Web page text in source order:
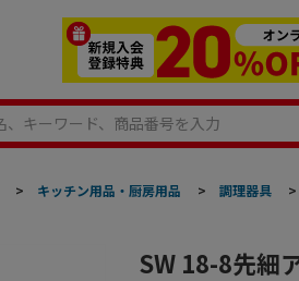
> キッチン用品・厨房用品 > 調理器具 >
SW 18-8先細